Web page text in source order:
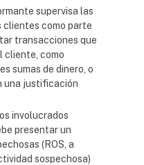
supervisa las
clientes como parte
transacciones que
cliente, como
sumas de dinero, o
una justificación
involucrados
presentar un
(ROS, a
sospechosa)